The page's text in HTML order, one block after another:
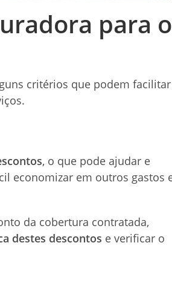
para o
critérios que podem facilitar
, o que pode ajudar e
economizar em outros gastos
da cobertura contratada,
destes descontos e verificar o